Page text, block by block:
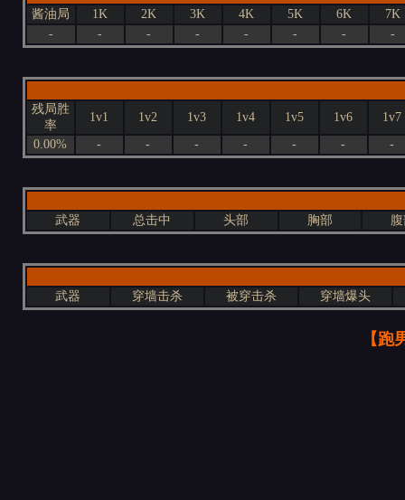
酱油局 1K 2K 3K 4K 5K 6K
7K
-
- - - - - - -
残局胜
率
1v1 1v2 1v3 1v4 1v5 1v6
1v7
0.00%
- - - - - - -
武器 总击中 头部 胸部
武器 穿墙击杀 被穿击杀 穿墙爆头
【跑